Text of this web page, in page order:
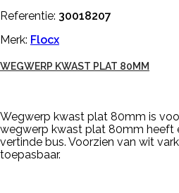
Referentie: 30018207
Merk: Flocx
WEGWERP KWAST PLAT 80MM
Wegwerp kwast plat 80mm is
wegwerp kwast plat 80mm heeft
vertinde bus. Voorzien van wit
toepasbaar.